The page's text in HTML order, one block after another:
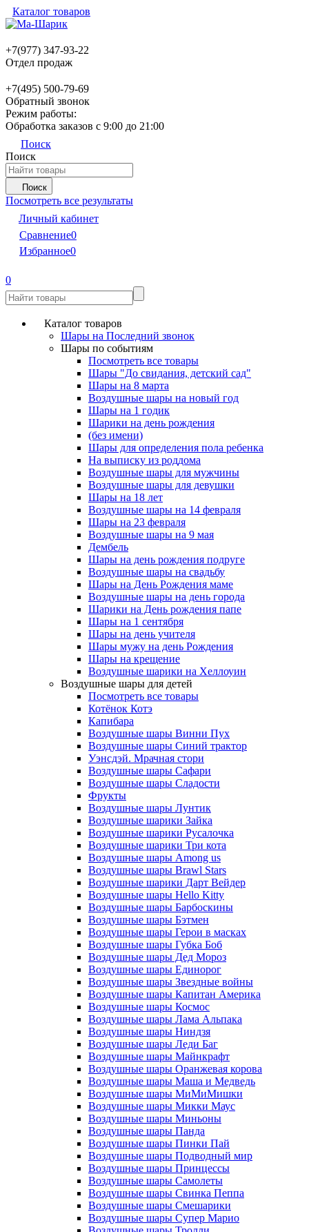
Каталог товаров
+7(977) 347-93-22
Отдел продаж
+7(495) 500-79-69
Обратный звонок
Режим работы:
Обработка заказов с 9:00 до 21:00
Поиск
Поиск
Поиск
Посмотреть все результаты
Личный кабинет
Сравнение0
Избранное0
0
Каталог товаров
Шары на Последний звонок
Шары по событиям
Посмотреть все товары
Шары "До свидания, детский сад"
Шары на 8 марта
Воздушные шары на новый год
Шары на 1 годик
Шарики на день рождения
(без имени)
Шары для определения пола ребенка
На выписку из роддома
Воздушные шары для мужчины
Воздушные шары для девушки
Шары на 18 лет
Воздушные шары на 14 февраля
Шары на 23 февраля
Воздушные шары на 9 мая
Дембель
Шары на день рождения подруге
Воздушные шары на свадьбу
Шары на День Рождения маме
Воздушные шары на день города
Шарики на День рождения папе
Шары на 1 сентября
Шары на день учителя
Шары мужу на день Рождения
Шары на крещение
Воздушные шарики на Хеллоуин
Воздушные шары для детей
Посмотреть все товары
Котёнок Котэ
Капибара
Воздушные шары Винни Пух
Воздушные шары Синий трактор
Уэнсдэй. Мрачная стори
Воздушные шары Сафари
Воздушные шары Сладости
Фрукты
Воздушные шары Лунтик
Воздушные шарики Зайка
Воздушные шарики Русалочка
Воздушные шарики Три кота
Воздушные шары Among us
Воздушные шары Brawl Stars
Воздушные шарики Дарт Вейдер
Воздушные шары Hello Kitty
Воздушные шары Барбоскины
Воздушные шары Бэтмен
Воздушные шары Герои в масках
Воздушные шары Губка Боб
Воздушные шары Дед Мороз
Воздушные шары Единорог
Воздушные шары Звездные войны
Воздушные шары Капитан Америка
Воздушные шары Космос
Воздушные шары Лама Альпака
Воздушные шары Ниндзя
Воздушные шары Леди Баг
Воздушные шары Майнкрафт
Воздушные шары Оранжевая корова
Воздушные шары Маша и Медведь
Воздушные шары МиМиМишки
Воздушные шары Микки Маус
Воздушные шары Миньоны
Воздушные шары Панда
Воздушные шары Пинки Пай
Воздушные шары Подводный мир
Воздушные шары Принцессы
Воздушные шары Самолеты
Воздушные шары Свинка Пеппа
Воздушные шары Смешарики
Воздушные шары Супер Марио